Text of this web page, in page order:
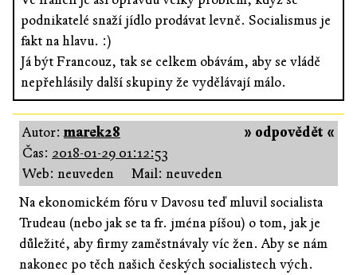
podnikatelé snaží jídlo prodávat levně. Socialismus je
fakt na hlavu. :)
Já být Francouz, tak se celkem obávám, aby se vládě
nepřehlásily další skupiny že vydělávají málo.
» odpovědět «
Autor:marek28
Čas: 2018-01-29 01:12:53
Web: neuveden
Mail: neuveden
Na ekonomickém fóru v Davosu teď mluvil socialista
Trudeau (nebo jak se ta fr. jména píšou) o tom, jak je
důležité, aby firmy zaměstnávaly víc žen. Aby se nám
nakonec po těch našich českých socialistech vých.